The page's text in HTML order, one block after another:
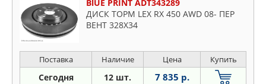
BlUE PRINT ADT343289
ДИСК ТОРМ LEX RX 450 AWD 08- ПЕР
ВЕНТ 328X34
Поставка Наличие Цена Купить
Сегодня 12 шт. 7 835 р.